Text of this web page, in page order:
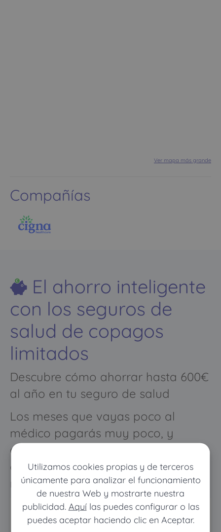
Utilizamos cookies propias y de terceros
únicamente para analizar el funcionamiento
de nuestra Web y mostrarte nuestra
publicidad. Aquílas puedes configurar o las
puedes aceptar haciendo clic en Aceptar.
Ver mapa más grande
Compañías
El ahorro inteligente
con los seguros de
salud de copagos
limitados
Descubre cómo ahorrar hasta 600€
al año en tu seguro de salud
Los meses que vayas poco al
médico pagarás muy poco, y
cuando vayas mucho pagarás
como con un seguro médico
normal